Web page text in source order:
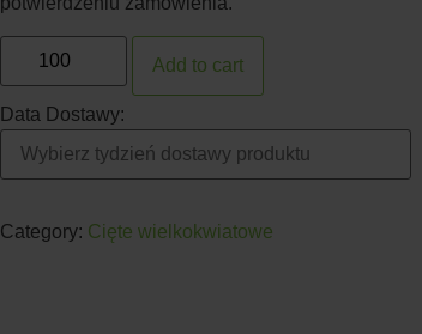
Add to cart
Data Dostawy:
Category: Cięte wielkokwiatowe